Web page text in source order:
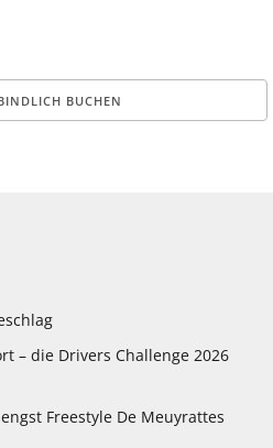
– die Drivers Challenge 2026
Freestyle De Meuyrattes